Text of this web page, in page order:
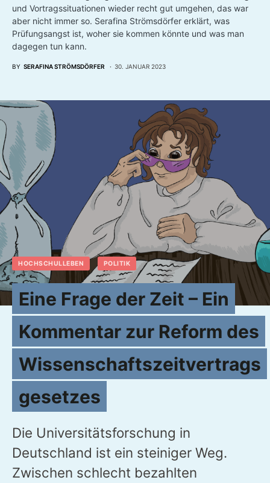
und Vortragssituationen wieder recht gut umgehen, das war
aber nicht immer so. Serafina Strömsdörfer erklärt, was
Prüfungsangst ist, woher sie kommen könnte und was man
dagegen tun kann.
BY SERAFINA STRÖMSDÖRFER 30. JANUAR 2023
HOCHSCHULLEBEN POLITIK
Eine Frage der Zeit – Ein
Kommentar zur Reform des
Wissenschaftszeitvertrags
gesetzes
Die Universitätsforschung in
Deutschland ist ein steiniger Weg.
Zwischen schlecht bezahlten